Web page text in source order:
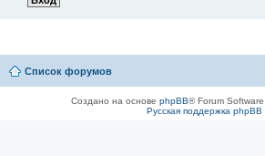
Список форумов
Создано на основе phpBB® Forum
Русская поддержка phpBB